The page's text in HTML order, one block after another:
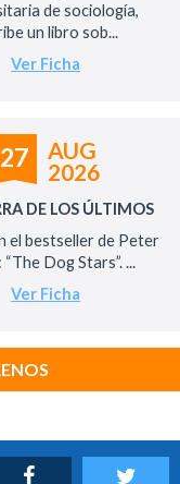
de sociología,
un libro sob...
Ver Ficha
27
AUG
2026
DE LOS ÚLTIMOS
el bestseller de Peter
“The Dog Stars”. ...
Ver Ficha